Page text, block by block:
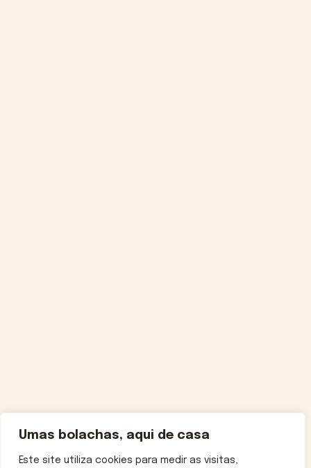
Umas bolachas, aqui de casa
Este site utiliza cookies para medir as visitas,